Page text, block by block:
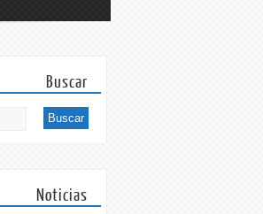
Buscar
Noticias